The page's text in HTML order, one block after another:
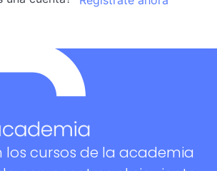
los cursos de la academia